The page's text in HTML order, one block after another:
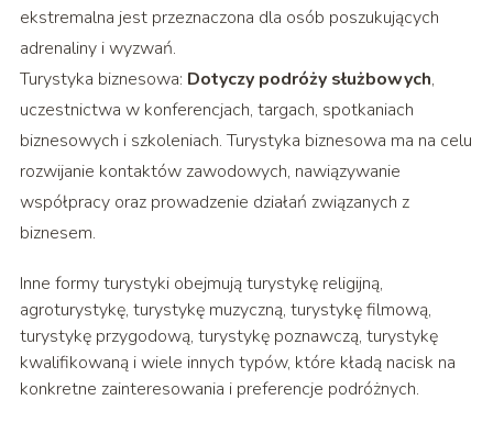
ekstremalna jest przeznaczona dla osób poszukujących
adrenaliny i wyzwań.
Turystyka biznesowa: Dotyczy podróży służbowych,
uczestnictwa w konferencjach, targach, spotkaniach
biznesowych i szkoleniach. Turystyka biznesowa ma na celu
rozwijanie kontaktów zawodowych, nawiązywanie
współpracy oraz prowadzenie działań związanych z
biznesem.
Inne formy turystyki obejmują turystykę religijną,
agroturystykę, turystykę muzyczną, turystykę filmową,
turystykę przygodową, turystykę poznawczą, turystykę
kwalifikowaną i wiele innych typów, które kładą nacisk na
konkretne zainteresowania i preferencje podróżnych.